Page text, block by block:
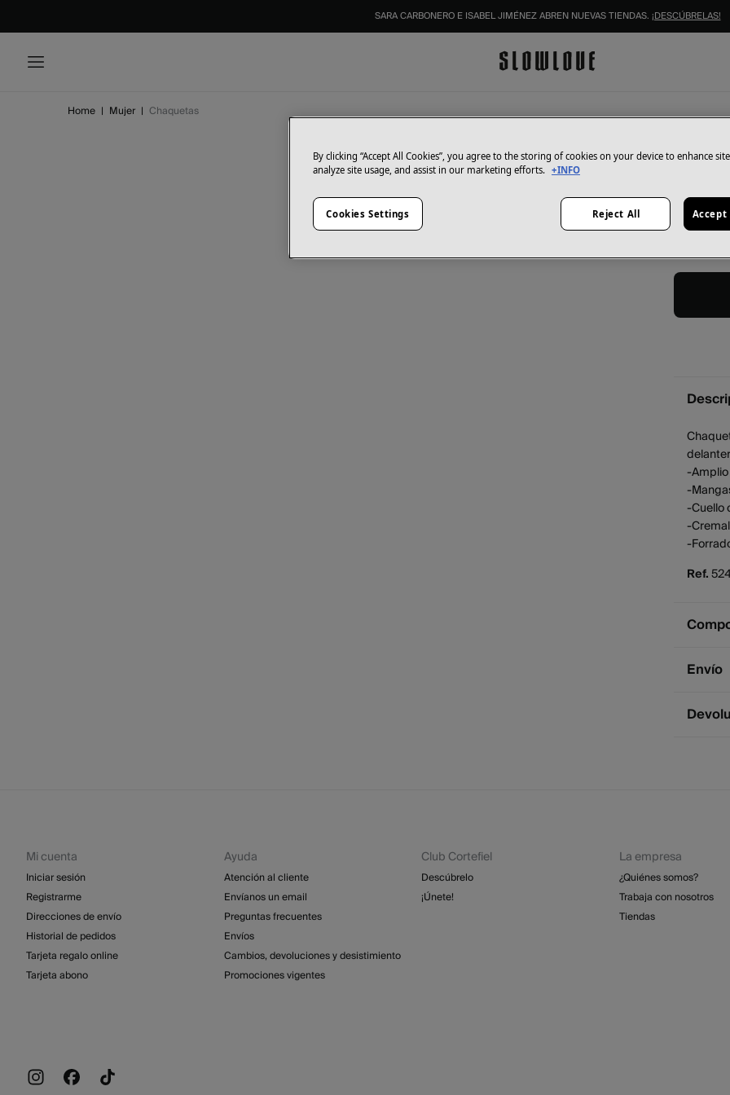
SARA CARBONERO E ISABEL JIMÉNEZ ABREN NUEVAS TIENDAS. ¡DESCÚBRELAS!
Home | Mujer | Chaquetas
-50%
67,50 €
135,00 €
-
-
-Cuello
-
-
Ref.
Envío
4 -
Mi cuenta
Iniciar sesión
Registrarme
Direcciones de envío
Historial de pedidos
Tarjeta regalo online
Tarjeta abono
Ayuda
Atención al cliente
Envíanos un email
Preguntas frecuentes
Envíos
Cambios, devoluciones y desistimiento
Promociones vigentes
Club Cortefiel
Descúbrelo
¡Únete!
La empresa
¿Quiénes somos?
Trabaja con nosotros
Tiendas
By clicking “Accept All Cookies”, you agree to the storing of cookies on your device to enhance
analyze site usage, and assist in our marketing efforts. +INFO
Cookies Settings Reject All Accept